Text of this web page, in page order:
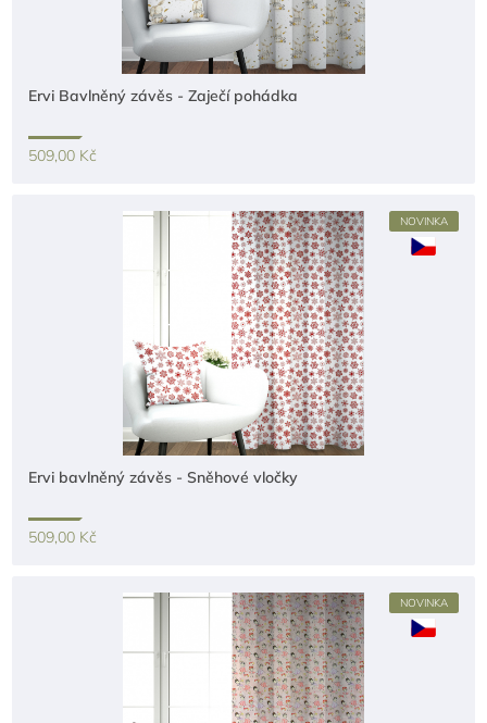
Ervi Bavlněný závěs - Zaječí pohádka
509,00 Kč
NOVINKA
Ervi bavlněný závěs - Sněhové vločky
509,00 Kč
NOVINKA